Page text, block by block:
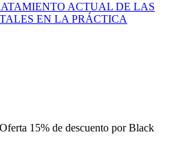
ACTUAL DE LAS
EN LA PRÁCTICA
Oferta 15% de descuento por Black